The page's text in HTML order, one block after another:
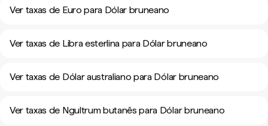
Ver taxas de Euro para Dólar bruneano
Ver taxas de Libra esterlina para Dólar bruneano
Ver taxas de Dólar australiano para Dólar bruneano
Ver taxas de Ngultrum butanês para Dólar bruneano